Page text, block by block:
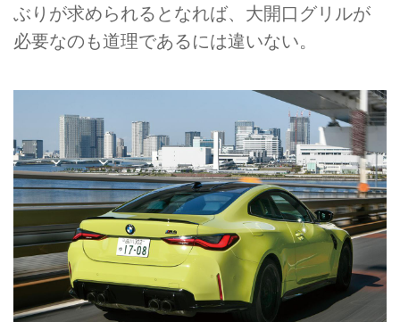
ぶりが求められるとなれば、大開口グリルが
必要なのも道理であるには違いない。